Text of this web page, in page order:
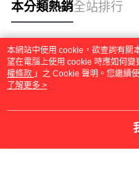
本分類熱銷全站排行
熱門標籤
本網站中使用 cookie，欲查詢有關
望在電腦上使用 cookie 時應如何
權條款 」之 Cookie 聲明。您繼續
用條款之 Cookie 聲明使用 cookie。
了解更多 >